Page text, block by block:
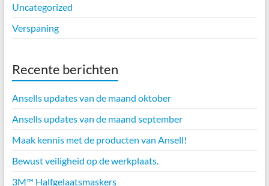
Uncategorized
Verspaning
Recente berichten
Ansells updates van de maand oktober
Ansells updates van de maand september
Maak kennis met de producten van Ansell!
Bewust veiligheid op de werkplaats.
3M™ Halfgelaatsmaskers